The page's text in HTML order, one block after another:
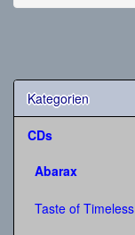
Kategorien
CDs
Abarax
Taste of Timeless